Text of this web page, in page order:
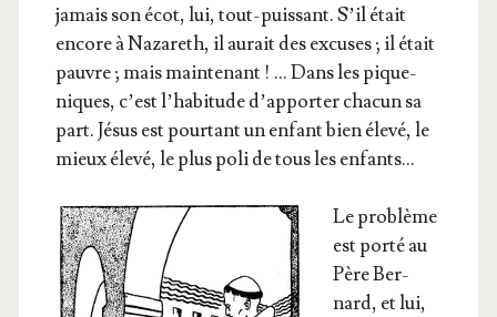
jamais son écot, lui, tout-puis­sant. S’il était
encore à Naza­reth, il aurait des excuses ; il était
pauvre ; mais main­te­nant ! … Dans les pique-
niques, c’est l’ha­bi­tude d’ap­por­ter cha­cun sa
part. Jésus est pour­tant un enfant bien éle­vé, le
mieux éle­vé, le plus poli de tous les enfants…
Le pro­blème
est por­té au
Père Ber­
nard, et lui,